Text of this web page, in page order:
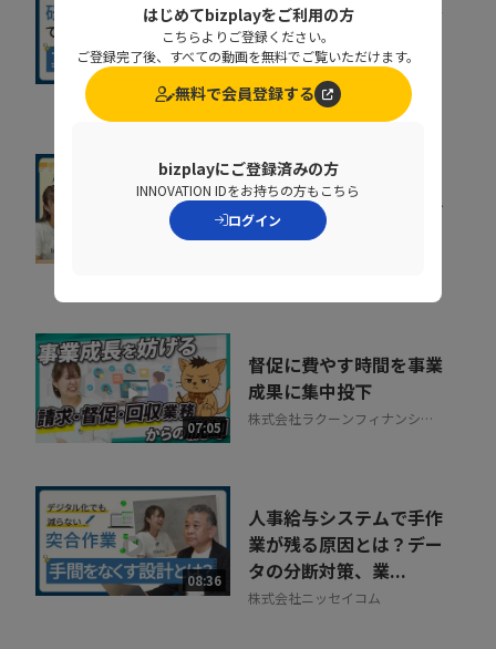
09:34
利な録画」の落とし穴。
正しい活用術とは
NDIソリューションズ株式会社
すぐに効果が出る。手間
も時間もかけずに売上げ
を即上げする裏技【...
07:05
督促に費やす時間を事業
成果に集中投下
株式会社ラクーンフィナンシャ
08:36
人事給与システムで手作
業が残る原因とは？デー
タの分断対策、業...
株式会社ニッセイコム
はじめてbizplayをご利用の方
こちらよりご登録ください。
ご登録完了後、すべての動画を無料でご覧いただけます。
無料で会員登録する
bizplayにご登録済みの方
INNOVATION IDをお持ちの方もこちら
ログイン